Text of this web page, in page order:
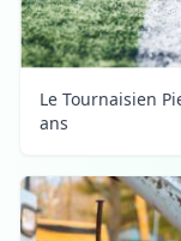
Le Tournaisien
ans